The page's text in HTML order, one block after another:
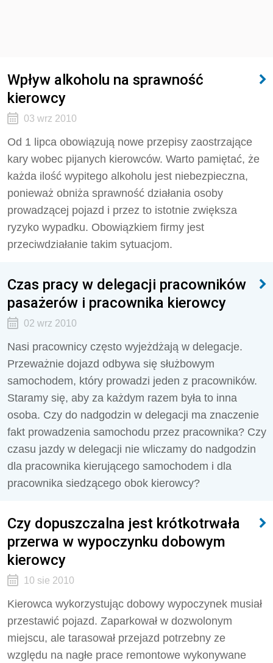
Wpływ alkoholu na sprawność
kierowcy
03 wrz 2010
Od 1 lipca obowiązują nowe przepisy zaostrzające
kary wobec pijanych kierowców. Warto pamiętać, że
każda ilość wypitego alkoholu jest niebezpieczna,
ponieważ obniża sprawność działania osoby
prowadzącej pojazd i przez to istotnie zwiększa
ryzyko wypadku. Obowiązkiem firmy jest
przeciwdziałanie takim sytuacjom.
Czas pracy w delegacji pracowników
pasażerów i pracownika kierowcy
02 wrz 2010
Nasi pracownicy często wyjeżdżają w delegacje.
Przeważnie dojazd odbywa się służbowym
samochodem, który prowadzi jeden z pracowników.
Staramy się, aby za każdym razem była to inna
osoba. Czy do nadgodzin w delegacji ma znaczenie
fakt prowadzenia samochodu przez pracownika? Czy
czasu jazdy w delegacji nie wliczamy do nadgodzin
dla pracownika kierującego samochodem i dla
pracownika siedzącego obok kierowcy?
Czy dopuszczalna jest krótkotrwała
przerwa w wypoczynku dobowym
kierowcy
10 sie 2010
Kierowca wykorzystując dobowy wypoczynek musiał
przestawić pojazd. Zaparkował w dozwolonym
miejscu, ale tarasował przejazd potrzebny ze
względu na nagłe prace remontowe wykonywane